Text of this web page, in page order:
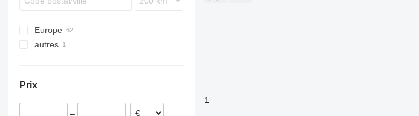
Europe
Autriche
Allemagne
autres
Prix
–
1